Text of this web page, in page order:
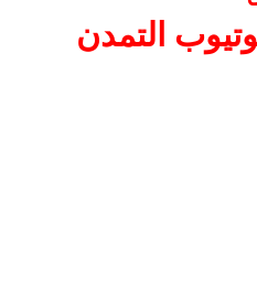
التمدن